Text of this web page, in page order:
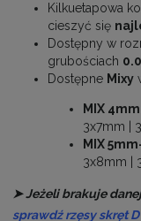
Kilkuetapowa
cieszyć się
Dostępny w
grubościach
Dostępne Mixy
MIX
3x7mm |
MIX
3x8mm |
➤ Jeżeli brakuje
sprawdź rzęsy skręt